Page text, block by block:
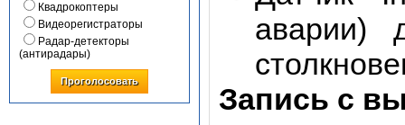
Квадрокоптеры
Видеорегистраторы
Радар-детекторы
(антирадары)
Проголосовать
аварии)
Запись с